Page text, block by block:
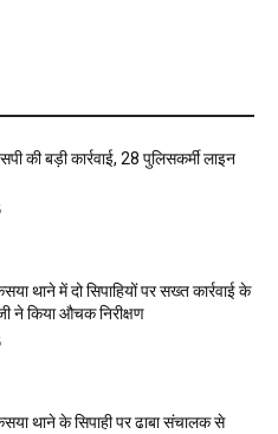
की बड़ी कार्रवाई, 28 पुलिसकर्मी लाइन
थाने में दो सिपाहियों पर सख्त कार्रवाई के
ने किया औचक निरीक्षण
थाने के सिपाही पर ढाबा संचालक से